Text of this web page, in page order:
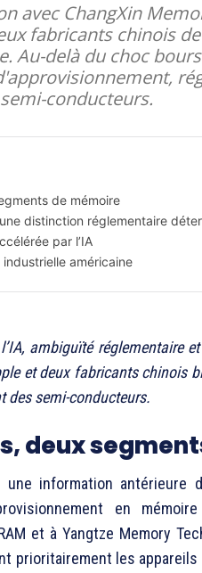
avec ChangXin
fabricants chinois
Au-delà du choc
conducteurs.
de mémoire
distinction réglementaire
par l’IA
américaine
ambiguïté réglementaire
et deux fabricants chinois
des semi-conducteurs.
deux
une information antérieure
en
et à Yangtze Memory
prioritairement les